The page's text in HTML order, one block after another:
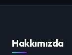
Hakkımızda